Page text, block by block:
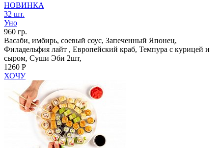
НОВИНКА
32 шт.
Уно
960 гр.
Васаби, имбирь, соевый соус, Запеченный Японец,
Филадельфия лайт , Европейский краб, Темпура с курицей и
сыром, Суши Эби 2шт,
1260 Р
ХОЧУ